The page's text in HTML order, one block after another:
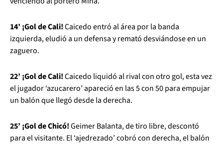
14’ ¡Gol de Cali!Caicedo entró al área por la banda
izquierda, eludió a un defensa y remató desviándose en un
zaguero.
22’ ¡Gol de Cali!Caicedo liquidó al rival con otro gol, esta vez
el jugador ‘azucarero’ apareció en las 5 con 50 para empujar
un balón que llegó desde la derecha.
25’ ¡Gol de Chicó!Geimer Balanta, de tiro libre, descontó
para el visitante. El ‘ajedrezado’ cobró con derecha, el balón